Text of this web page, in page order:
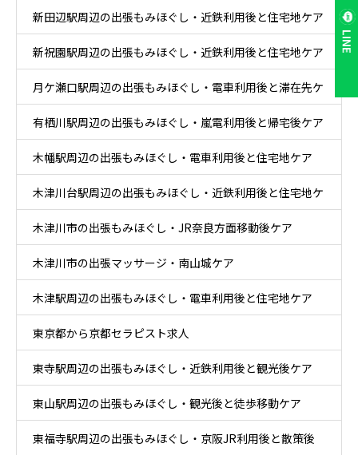
LINE
新田辺駅周辺の出張もみほぐし・近鉄利用後と住宅地ケア
新祝園駅周辺の出張もみほぐし・近鉄利用後と住宅地ケア
月ケ瀬口駅周辺の出張もみほぐし・電車利用後と滞在先ケ
ア
有栖川駅周辺の出張もみほぐし・嵐電利用後と帰宅後ケア
木幡駅周辺の出張もみほぐし・電車利用後と住宅地ケア
木津川台駅周辺の出張もみほぐし・近鉄利用後と住宅地ケ
ア
木津川市の出張もみほぐし・JR奈良方面移動後ケア
木津川市の出張マッサージ・南山城ケア
木津駅周辺の出張もみほぐし・電車利用後と住宅地ケア
東京都から京都セラピスト求人
東寺駅周辺の出張もみほぐし・近鉄利用後と観光後ケア
東山駅周辺の出張もみほぐし・観光後と徒歩移動ケア
東福寺駅周辺の出張もみほぐし・京阪JR利用後と散策後